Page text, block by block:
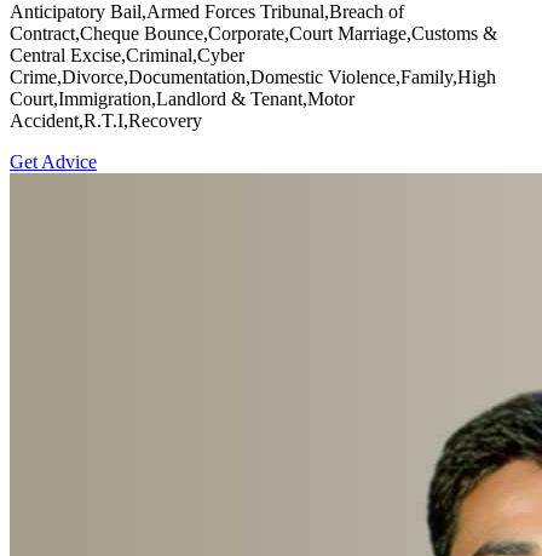
Anticipatory Bail,Armed Forces Tribunal,Breach of
Contract,Cheque Bounce,Corporate,Court Marriage,Customs &
Central Excise,Criminal,Cyber
Crime,Divorce,Documentation,Domestic Violence,Family,High
Court,Immigration,Landlord & Tenant,Motor
Accident,R.T.I,Recovery
Get Advice